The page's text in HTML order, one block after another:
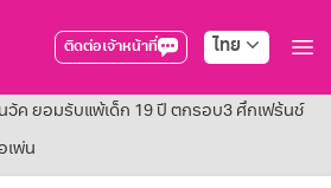
ติดต่อเจ้าหน้าที่ ไทย
นวัค ยอมรับแพ้เด็ก 19 ปี ตกรอบ3 ศึกเฟร้นช์
เพ่น